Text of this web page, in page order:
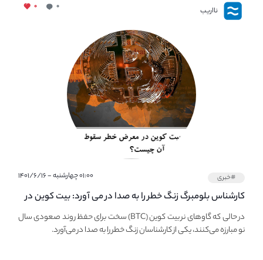
نااریب ۰ ۰
#خبری ۰۱:۰۰ چهارشنبه - ۱۴۰۱/۶/۱۶
کارشناس بلومبرگ زنگ خطر را به صدا در می آورد: بیت کوین در
معرض خطر سقوط بزرگ است - دلیل آن چیست؟در حالی که گاوهای نر بیت کوین (BTC) سخت برای حفظ روند صعودی سال
نو مبارزه می‌کنند، یکی از کارشناسان زنگ خطر را به صدا در می‌آورد.